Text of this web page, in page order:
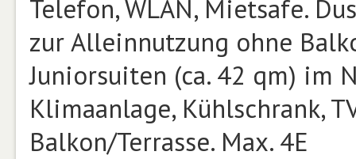
Telefon, WLAN, Mietsafe.
zur Alleinnutzung ohne
Juniorsuiten (ca. 42 qm) im
Klimaanlage, Kühlschrank,
Balkon/Terrasse. Max. 4E